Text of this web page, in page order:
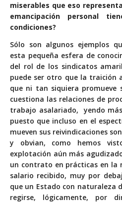
miserables que eso
emancipación personal
condiciones?
Sólo son algunos ejemplos
esta pequeña esfera de
del rol de los sindicatos
puede ser otro que la traición
que ni tan siquiera promueve
cuestiona las relaciones de
trabajo asalariado, yendo
puesto que incluso en el
mueven sus reivindicaciones
y obvian, como hemos
explotación aún más
un contrato en prácticas en la
salario recibido, muy por
que un Estado con naturaleza
regirse, lógicamente, por